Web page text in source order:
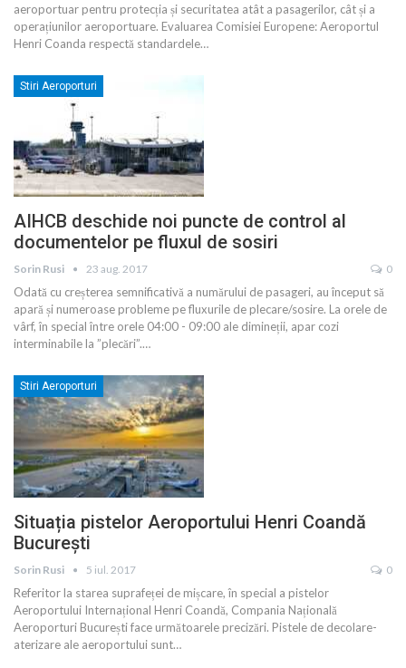
aeroportuar pentru protecția și securitatea atât a pasagerilor, cât și a
operațiunilor aeroportuare. Evaluarea Comisiei Europene: Aeroportul
Henri Coanda respectă standardele…
Stiri Aeroporturi
AIHCB deschide noi puncte de control al
documentelor pe fluxul de sosiri
Sorin Rusi 23 aug. 2017 0
Odată cu creșterea semnificativă a numărului de pasageri, au început să
apară și numeroase probleme pe fluxurile de plecare/sosire. La orele de
vârf, în special între orele 04:00 - 09:00 ale dimineții, apar cozi
interminabile la ”plecări”.…
Stiri Aeroporturi
Situația pistelor Aeroportului Henri Coandă
București
Sorin Rusi 5 iul. 2017 0
Referitor la starea suprafeței de mișcare, în special a pistelor
Aeroportului Internațional Henri Coandă, Compania Națională
Aeroporturi București face următoarele precizări. Pistele de decolare-
aterizare ale aeroportului sunt…